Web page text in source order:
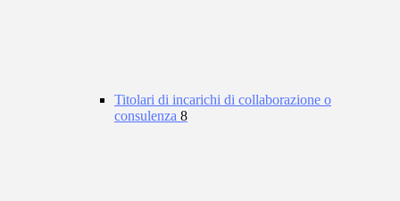
Titolari di incarichi di collaborazione o
consulenza 8